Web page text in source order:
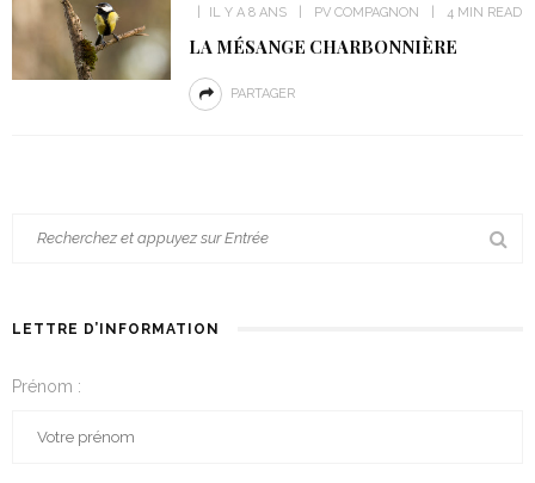
IL Y A 8 ANS
PV COMPAGNON 4 MIN READ
LA MÉSANGE CHARBONNIÈRE
PARTAGER
LETTRE D’INFORMATION
Prénom :